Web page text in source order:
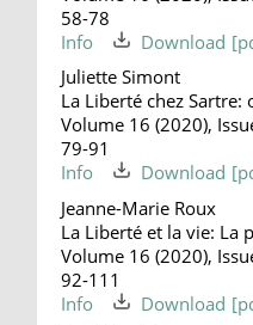
58-78
Info
Download
Juliette Simont
La Liberté chez
Volume 16 (2020),
79-91
Info
Download
Jeanne-Marie Roux
La Liberté et la vie: La
Volume 16 (2020),
92-111
Info
Download